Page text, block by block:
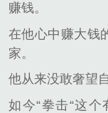
赚钱。
在他心中赚大钱
家。
他从来没敢奢望
如今“拳击“这